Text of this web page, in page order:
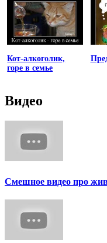
Кот-алкоголик,
горе в семье
Видео
Смешное видео про